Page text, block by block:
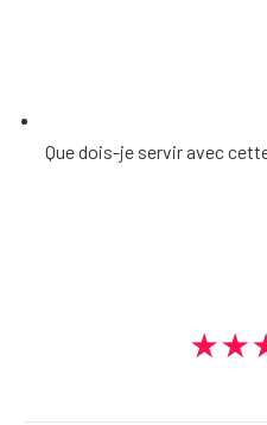
Que dois-je servir avec